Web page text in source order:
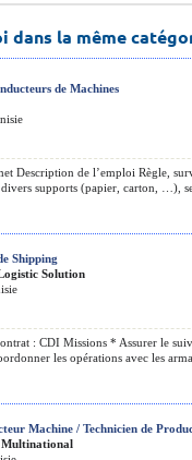
dans la même
de Machines
Description de l’emploi Règle,
supports (papier, carton, …),
Shipping
Solution
: CDI Missions * Assurer le
les opérations avec les
Machine / Technicien de